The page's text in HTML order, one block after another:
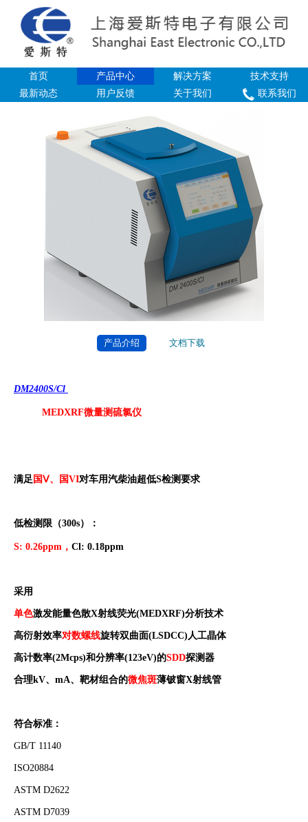
首页 产品中心 解决方案
技术支持
最新动态
用户反馈 关于我们 联系我们
产品介绍 文档下载
DM2400S/Cl
MEDXRF微量测硫氯仪
满足国Ⅴ、国VI对车用汽柴油超低S检测要求
低检测限（300s）：
S: 0.26ppm ， Cl: 0.18ppm
采用
单色激发能量色散X射线荧光(MEDXRF)分析技术
高衍射效率对数螺线旋转双曲面(LSDCC) 人工晶体
高计数率(2Mcps)和分辨率(123eV)的SDD探测器
合理kV、 mA、 靶材组合的微焦斑薄铍窗X射线管
符合标准：
GB/T 11140
ISO20884
ASTM D2622
ASTM D7039